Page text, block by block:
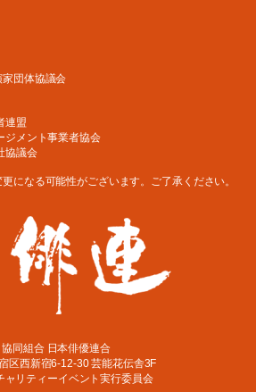
団体協議会
連盟
ジメント事業者協会
協議会
になる可能性がございます。ご了承ください。
協同組合 日本俳優連合
区西新宿6-12-30 芸能花伝舎3F
ャリティーイベント実行委員会